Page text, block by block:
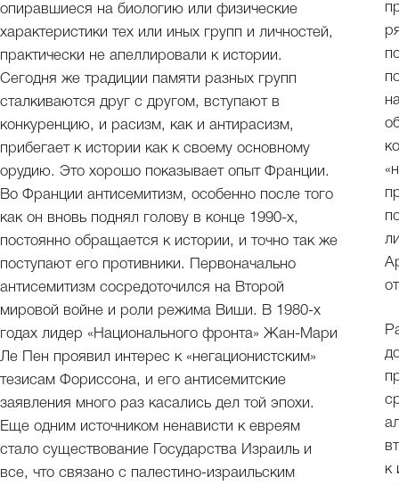
опиравшиеся на биологию или физические
характеристики тех или иных групп и личностей,
практически не апеллировали к истории.
Сегодня же традиции памяти разных групп
сталкиваются друг с другом, вступают в
конкуренцию, и расизм, как и антирасизм,
прибегает к истории как к своему основному
орудию. Это хорошо показывает опыт Франции.
Во Франции антисемитизм, особенно после того
как он вновь поднял голову в конце 1990-х,
постоянно обращается к истории, и точно так же
поступают его противники. Первоначально
антисемитизм сосредоточился на Второй
мировой войне и роли режима Виши. В 1980-х
годах лидер «Национального фронта» Жан-Мари
Ле Пен проявил интерес к «негационистским»
тезисам Фориссона, и его антисемитские
заявления много раз касались дел той эпохи.
Еще одним источником ненависти к евреям
стало существование Государства Израиль и
все, что связано с палестино-израильским
к